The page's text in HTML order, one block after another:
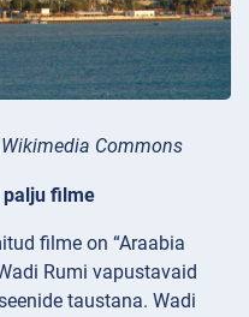
Commons
palju filme
filme on “Araabia
Rumi vapustavaid
taustana. Wadi